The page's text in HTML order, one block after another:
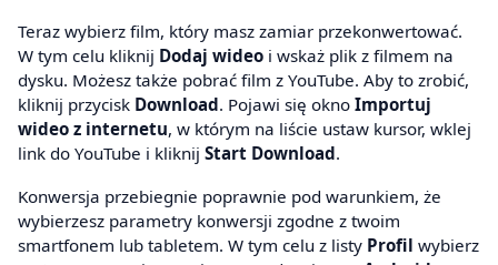
Teraz wybierz film, który masz zamiar przekonwertować.
W tym celu kliknij Dodaj wideo i wskaż plik z filmem na
dysku. Możesz także pobrać film z YouTube. Aby to zrobić,
kliknij przycisk Download. Pojawi się okno Importuj
wideo z internetu, w którym na liście ustaw kursor, wklej
link do YouTube i kliknij Start Download.
Konwersja przebiegnie poprawnie pod warunkiem, że
wybierzesz parametry konwersji zgodne z twoim
smartfonem lub tabletem. W tym celu z listy Profil wybierz